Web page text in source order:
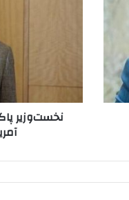
را
دریافت
کردیمنخست‌وزیر